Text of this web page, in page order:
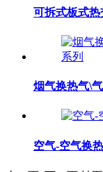
可拆式板式热
烟气换热气\
空气-空气换